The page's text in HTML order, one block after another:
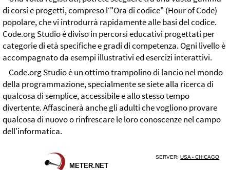
di corsi e progetti, compreso l‘"Ora di codice" (Hour of Code)
popolare, che vi introdurrà rapidamente alle basi del codice.
Code.org Studio è diviso in percorsi educativi progettati per
categorie di età specifiche e gradi di competenza. Ogni livello è
accompagnato da esempi illustrativi ed esercizi interattivi.
Code.org Studio è un ottimo trampolino di lancio nel mondo
della programmazione, specialmente se siete alla ricerca di
qualcosa di semplice, accessibile e allo stesso tempo
divertente. Affascinerà anche gli adulti che vogliono provare
qualcosa di nuovo o rinfrescare le loro conoscenze nel campo
dell'informatica.